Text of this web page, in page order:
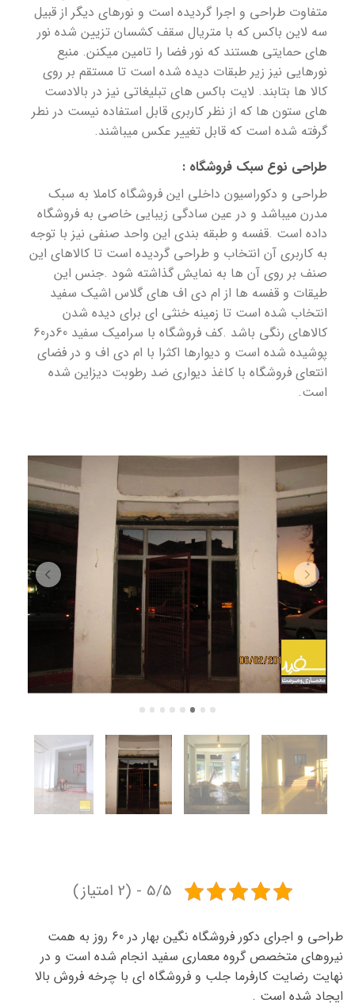
متفاوت طراحی و اجرا گردیده است و نورهای دیگر از قبیل
سه لاین باکس که با متریال سقف کشسان تزیین شده نور
های حمایتی هستند که نور فضا را تامین میکنن. منبع
نورهایی نیز زیر طبقات دیده شده است تا مستقم بر روی
کالا ها بتابند. لایت باکس های تبلیغاتی نیز در بالادست
های ستون ها که از نظر کاربری قابل استفاده نیست در نطر
گرفته شده است که قابل تغییر عکس میباشند.
طراحی نوع سبک فروشگاه :
طراحی و دکوراسیون داخلی این فروشگاه کاملا به سبک
مدرن میباشد و در عین سادگی زیبایی خاصی به فروشگاه
داده است .قفسه و طبقه بندی این واحد صنفی نیز با توجه
به کاربری آن انتخاب و طراحی گردیده است تا کالاهای این
صنف بر روی آن ها به نمایش گذاشته شود .جنس این
طیقات و قفسه ها از ام دی اف های گلاس اشیک سفید
انتخاب شده است تا زمینه خنثی ای برای دیده شدن
کالاهای رنگی باشد .کف فروشگاه با سرامیک سفید 60در60
پوشیده شده است و دیوارها اکثرا با ام دی اف و در فضای
انتعای فروشگاه با کاغذ دیواری ضد رطوبت دیزاین شده
است.
5/5 - (2 امتیاز)
طراحی و اجرای دکور فروشگاه نگین بهار در 60 روز به همت
نیروهای متخصص گروه معماری سفید انجام شده است و در
نهایت رضایت کارفرما جلب و فروشگاه ای با چرخه فروش بالا
ایجاد شده است .